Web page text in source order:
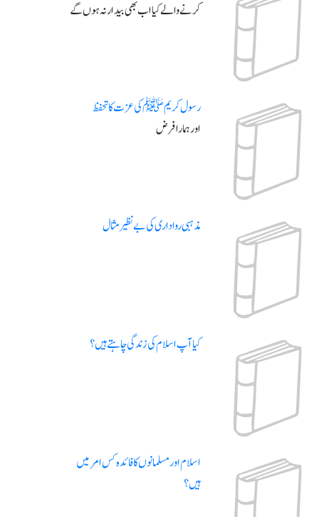
کرنے والے کیا اب بھی بیدار نہ ہوں گے
رسول کریم ﷺ کی عزت کا تحفظ
اور ہمارا فرض
مذہبی رواداری کی بے نظیر مثال
کیا آپ اسلام کی زندگی چاہتے ہیں؟
اسلام اور مسلمانوں کا فائدہ کس امر میں
ہیں؟